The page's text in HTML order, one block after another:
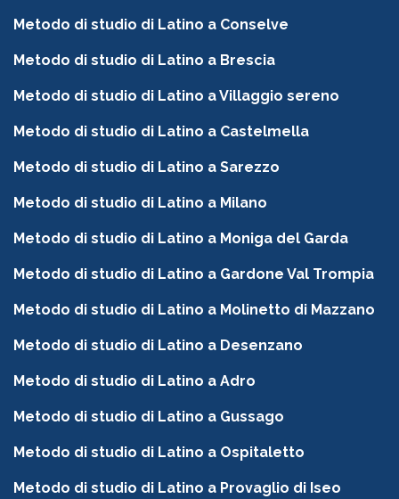
Metodo di studio di Latino a Conselve
Metodo di studio di Latino a Brescia
Metodo di studio di Latino a Villaggio sereno
Metodo di studio di Latino a Castelmella
Metodo di studio di Latino a Sarezzo
Metodo di studio di Latino a Milano
Metodo di studio di Latino a Moniga del Garda
Metodo di studio di Latino a Gardone Val Trompia
Metodo di studio di Latino a Molinetto di Mazzano
Metodo di studio di Latino a Desenzano
Metodo di studio di Latino a Adro
Metodo di studio di Latino a Gussago
Metodo di studio di Latino a Ospitaletto
Metodo di studio di Latino a Provaglio di Iseo